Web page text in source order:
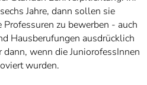
Jahre, dann sollen sie
zu bewerben - auch
Hausberufungen ausdrücklich
wenn die JuniorofessInnen
wurden.